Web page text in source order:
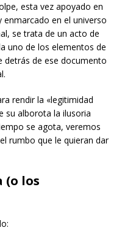
esta vez apoyado en
en el universo
se trata de un acto de
uno de los elementos de
detrás de ese documento
rendir la «legitimidad
su alborota la ilusoria
se agota, veremos
rumbo que le quieran dar
(o los